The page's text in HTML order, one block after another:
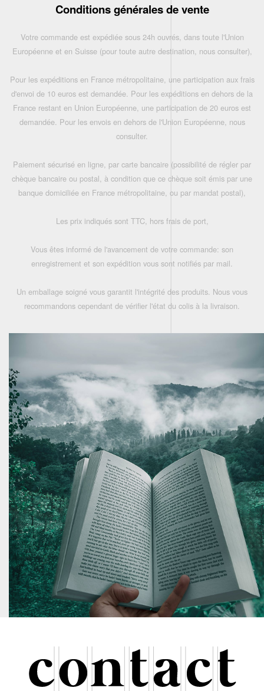
Conditions générales de vente
Votre commande est expédiée sous 24h ouvrés, dans toute l'Union
Européenne et en Suisse (pour toute autre destination, nous consulter),
Pour les expéditions en France métropolitaine, une participation aux frais
d'envoi de 10 euros est demandée. Pour les expéditions en dehors de la
France restant en Union Européenne, une participation de 20 euros est
demandée. Pour les envois en dehors de l'Union Européenne, nous
consulter.
Paiement sécurisé en ligne, par carte bancaire (possibilité de régler par
chèque bancaire ou postal, à condition que ce chèque soit émis par une
banque domiciliée en France métropolitaine, ou par mandat postal),
Les prix indiqués sont TTC, hors frais de port,
Vous êtes informé de l'avancement de votre commande: son
enregistrement et son expédition vous sont notifiés par mail.
Un emballage soigné vous garantit l'intégrité des produits. Nous vous
recommandons cependant de vérifier l'état du colis à la livraison.